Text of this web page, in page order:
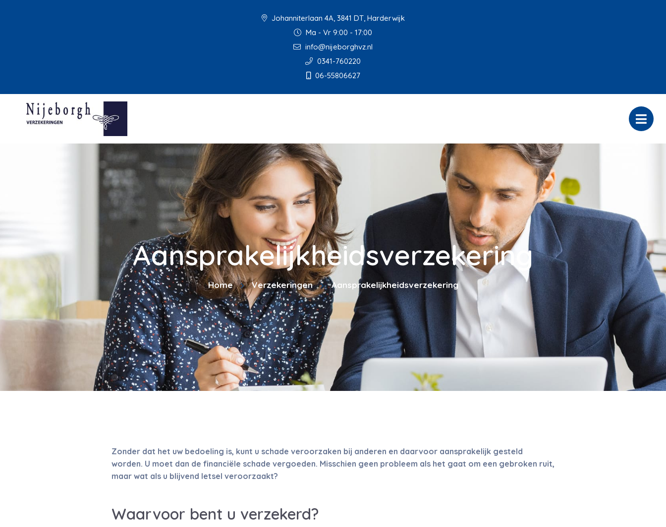
Johanniterlaan 4A, 3841 DT, Harderwijk
Ma - Vr 9:00 - 17:00
info@nijeborghvz.nl
0341-760220
06-55806627
Aansprakelijkheidsverzekering
Home Verzekeringen Aansprakelijkheidsverzekering
Zonder dat het uw bedoeling is, kunt u schade veroorzaken bij anderen en daarvoor aansprakelijk gesteld
worden. U moet dan de financiële schade vergoeden. Misschien geen probleem als het gaat om een gebroken ruit,
maar wat als u blijvend letsel veroorzaakt?
Waarvoor bent u verzekerd?